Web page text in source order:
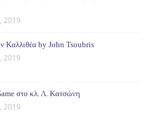
2019
Καλλιθέα by John Tsoubris
2019
στο κλ. Λ. Κατσώνη
2019